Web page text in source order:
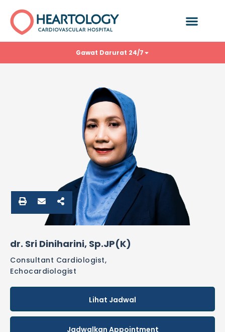
Gawat Darurat 24/7
dr. Sri Diniharini, Sp.JP(K)
Consultant Cardiologist,
Echocardiologist
Lihat Jadwal
Jadwalkan Appointment